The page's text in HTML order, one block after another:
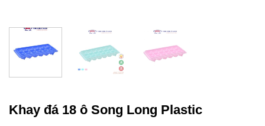
Khay đá 18 ô Song Long Plastic